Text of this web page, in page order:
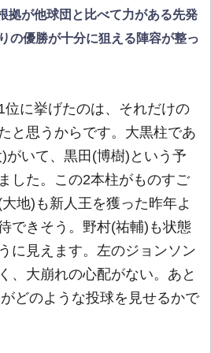
拠が他球団と比べて力がある先発
の優勝が十分に狙える陣容が整っ
に挙げたのは、それだけの
と思うからです。大黒柱であ
がいて、黒田(博樹)という予
した。この2本柱がものすご
地)も新人王を獲った昨年よ
できそう。野村(祐輔)も状態
に見えます。左のジョンソン
、大崩れの心配がない。あと
どのような投球を見せるかで